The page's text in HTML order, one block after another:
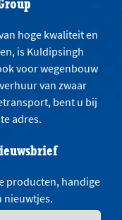
hoge kwaliteit en
is Kuldipsingh
voor wegenbouw
van zwaar
bent u bij
adres.
producten, handige
nieuwtjes.